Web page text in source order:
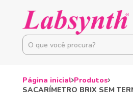
Página inicial Produtos
SACARÍMETRO BRIX SEM